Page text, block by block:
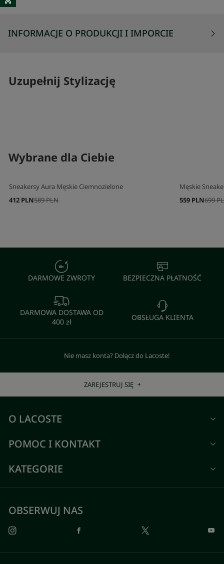
INFORMACJE O PRODUKCJI I IMPORCIE
Uzupełnij Stylizację
Wybrane dla Ciebie
Sneakersy Aura Męskie Ciemnozielone
589 PLN
412 PLN
Męskie
699
559 PLN
DARMOWE ZWROTY BEZPIECZNA PŁATNOŚĆ
DARMOWA DOSTAWA OD
400 zł
OBSŁUGA KLIENTA
Nie masz konta? Dołącz do Lacoste!
ZAREJESTRUJ SIĘ
O LACOSTE
POMOC I KONTAKT
KATEGORIE
OBSERWUJ NAS